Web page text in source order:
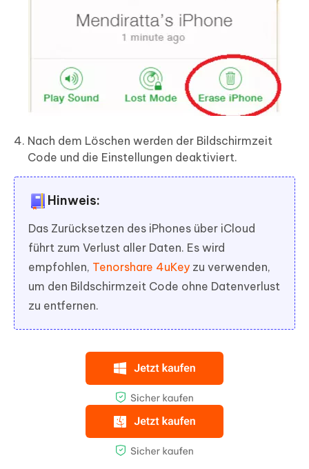
Nach dem Löschen werden der Bildschirmzeit
Code und die Einstellungen deaktiviert.
Hinweis:
Das Zurücksetzen des iPhones über iCloud
führt zum Verlust aller Daten. Es wird
empfohlen, Tenorshare 4uKey zu verwenden,
um den Bildschirmzeit Code ohne Datenverlust
zu entfernen.